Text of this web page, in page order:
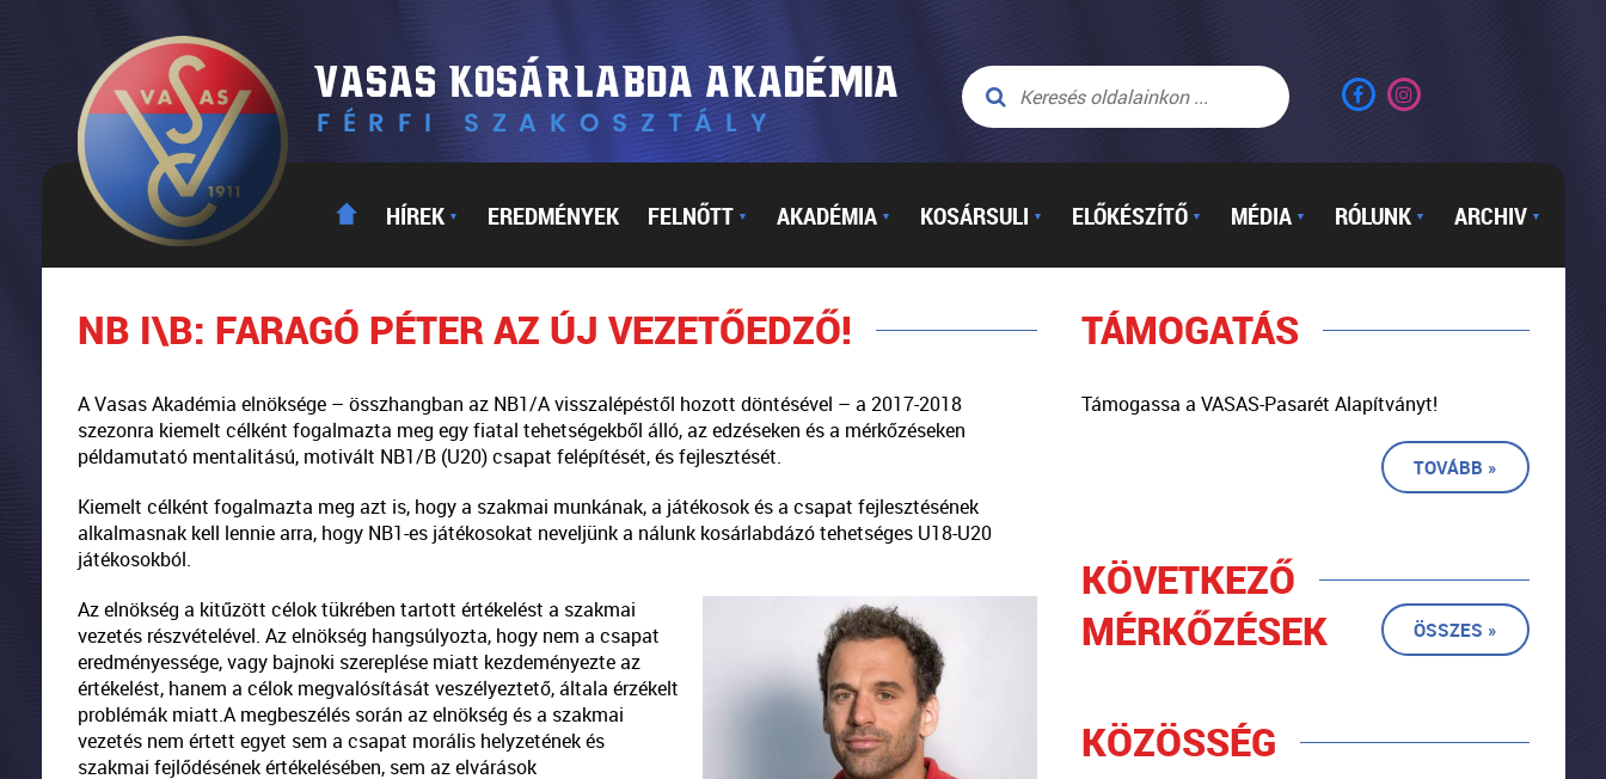
HÍREK ▼ EREDMÉNYEK FELNŐTT ▼ AKADÉMIA ▼ KOSÁRSULI ▼ ELŐKÉSZÍTŐ ▼ MÉDIA ▼ RÓLUNK ▼ ARCHIV ▼
NB I\B: FARAGÓ PÉTER AZ ÚJ VEZETŐEDZŐ!
A Vasas Akadémia elnöksége – összhangban az NB1/A visszalépéstől hozott döntésével – a 2017-2018
szezonra kiemelt célként fogalmazta meg egy fiatal tehetségekből álló, az edzéseken és a mérkőzéseken
példamutató mentalitású, motivált NB1/B (U20) csapat felépítését, és fejlesztését.
Kiemelt célként fogalmazta meg azt is, hogy a szakmai munkának, a játékosok és a csapat fejlesztésének
alkalmasnak kell lennie arra, hogy NB1-es játékosokat neveljünk a nálunk kosárlabdázó tehetséges U18-U20
játékosokból.
Az elnökség a kitűzött célok tükrében tartott értékelést a szakmai
vezetés részvételével. Az elnökség hangsúlyozta, hogy nem a csapat
eredményessége, vagy bajnoki szereplése miatt kezdeményezte az
értékelést, hanem a célok megvalósítását veszélyeztető, általa érzékelt
problémák miatt.A megbeszélés során az elnökség és a szakmai
vezetés nem értett egyet sem a csapat morális helyzetének és
szakmai fejlődésének értékelésében, sem az elvárások
TÁMOGATÁS
Támogassa a VASAS-Pasarét Alapítványt!
TOVÁBB »
KÖVETKEZŐ
MÉRKŐZÉSEK
ÖSSZES »
KÖZÖSSÉG